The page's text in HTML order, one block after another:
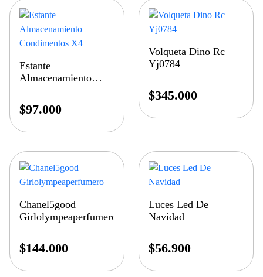
Estante
Almacenamiento
$97.000
Volqueta Dino Rc
Yj0784
$345.000
Chanel5good
Girlolympeaperfumero
$144.000
Luces Led De
Navidad
$56.900